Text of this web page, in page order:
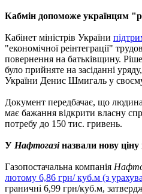
Кабмін допоможе українцям
Кабінет міністрів України
"економічної реінтеграції"
повернення на батьківщину.
було прийняте на засіданні
України Денис Шмигаль у
Документ передбачає, що
має бажання відкрити власну
потребу до 150 тис. гривень.
У Нафтогазіназвали нову
Газопостачальна компанія
лютому 6,86 грн/ куб.м (з
граничні 6,99 грн/куб.м,